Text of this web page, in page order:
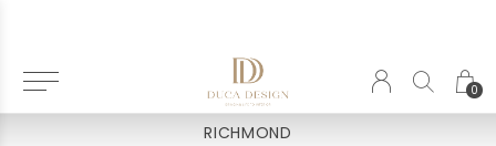
0
Terug
RICHMOND